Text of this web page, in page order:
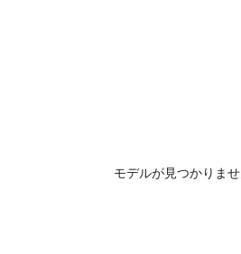
モデルが見つかりま